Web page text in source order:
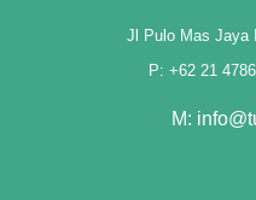
Jl Pulo Mas Jaya
P: +62 21
M: